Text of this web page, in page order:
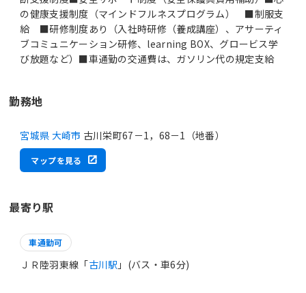
の健康支援制度（マインドフルネスプログラム） ■制服支
給 ■研修制度あり（入社時研修（養成講座）、アサーティ
ブコミュニケーション研修、learning BOX、グロービス学
び放題など）■車通勤の交通費は、ガソリン代の規定支給
勤務地
宮城県 大崎市 古川栄町67－1，68－1（地番）
マップを見る
最寄り駅
車通勤可
ＪＲ陸羽東線「古川駅 」(バス・車6分)